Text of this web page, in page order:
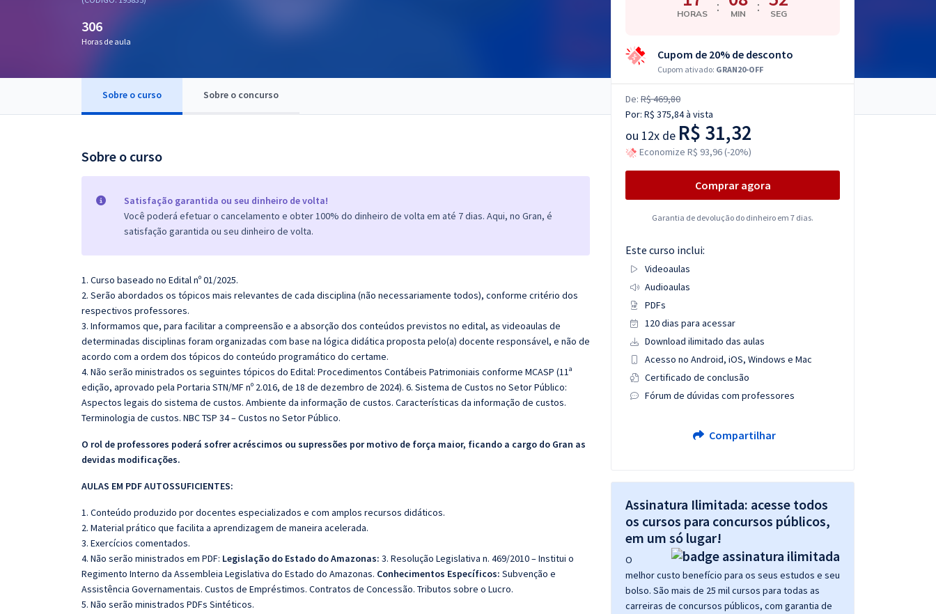
OAB
306
Horas de aula
Sobre o curso Sobre o concurso
Sobre o curso
Satisfação garantida ou seu dinheiro de volta!
Você poderá efetuar o cancelamento e obter 100% do dinheiro de volta em até 7 dias. Aqui, no Gran, é
satisfação garantida ou seu dinheiro de volta.
1. Curso baseado no Edital nº 01/2025.
2. Serão abordados os tópicos mais relevantes de cada disciplina (não necessariamente todos), conforme critério dos
respectivos professores.
3. Informamos que, para facilitar a compreensão e a absorção dos conteúdos previstos no edital, as videoaulas de
determinadas disciplinas foram organizadas com base na lógica didática proposta pelo(a) docente responsável, e não de
acordo com a ordem dos tópicos do conteúdo programático do certame.
4. Não serão ministrados os seguintes tópicos do Edital: Procedimentos Contábeis Patrimoniais conforme MCASP (11ª
edição, aprovado pela Portaria STN/MF nº 2.016, de 18 de dezembro de 2024). 6. Sistema de Custos no Setor Público:
Aspectos legais do sistema de custos. Ambiente da informação de custos. Características da informação de custos.
Terminologia de custos. NBC TSP 34 – Custos no Setor Público.
O rol de professores poderá sofrer acréscimos ou supressões por motivo de força maior, ficando a cargo do Gran as
devidas modificações.
AULAS EM PDF AUTOSSUFICIENTES:
1. Conteúdo produzido por docentes especializados e com amplos recursos didáticos.
2. Material prático que facilita a aprendizagem de maneira acelerada.
3. Exercícios comentados.
4. Não serão ministrados em PDF: Legislação do Estado do Amazonas: 3. Resolução Legislativa n. 469/2010 – Institui o
Regimento Interno da Assembleia Legislativa do Estado do Amazonas. Conhecimentos Específicos: Subvenção e
Assistência Governamentais. Custos de Empréstimos. Contratos de Concessão. Tributos sobre o Lucro.
5. Não serão ministrados PDFs Sintéticos.
HORAS : MIN : SEG
Cupom de 20% de desconto
Cupom ativado: GRAN20-OFF
De: R$ 469,80
Por: R$ 375,84à vista
ou 12x de R$ 31,32
Economize R$ 93,96 (-20%)
Comprar agora
Garantia de devolução do dinheiro em 7 dias.
Este curso inclui:
Videoaulas
Audioaulas
PDFs
120 dias para acessar
Download ilimitado das aulas
Acesso no Android, iOS, Windows e Mac
Certificado de conclusão
Fórum de dúvidas com professores
Compartilhar
Assinatura Ilimitada: acesse todos
os cursos para concursos públicos,
em um só lugar!
O
melhor custo benefício para os seus estudos e seu
bolso. São mais de 25 mil cursos para todas as
carreiras de concursos públicos, com garantia de